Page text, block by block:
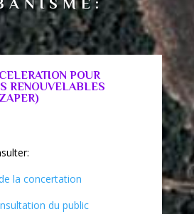
POUR
RENOUVELABLES
la concertation
du public